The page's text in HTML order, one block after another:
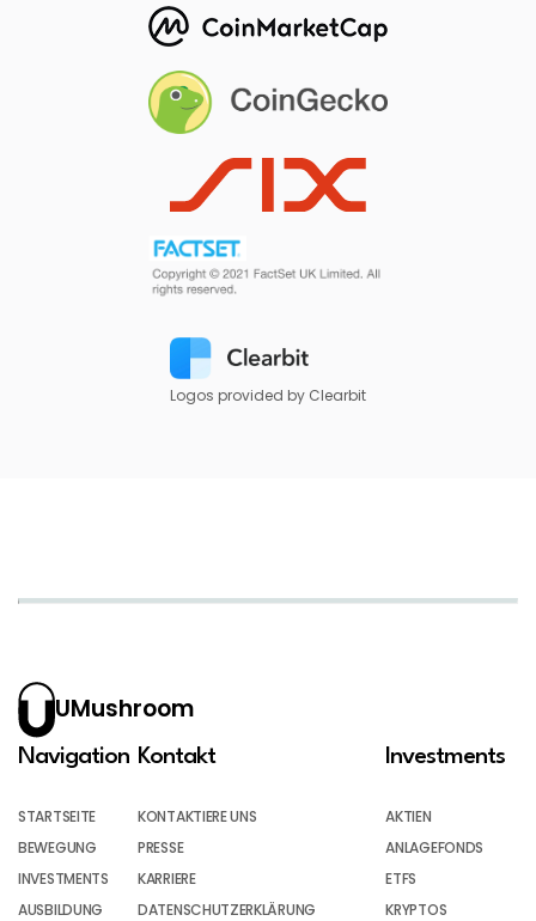
Logos provided by Clearbit
UMushroom
Navigation
STARTSEITE
BEWEGUNG
INVESTMENTS
AUSBILDUNG
Kontakt
KONTAKTIERE UNS
PRESSE
KARRIERE
DATENSCHUTZERKLÄRUNG
Investments
AKTIEN
ANLAGEFONDS
ETFS
KRYPTOS